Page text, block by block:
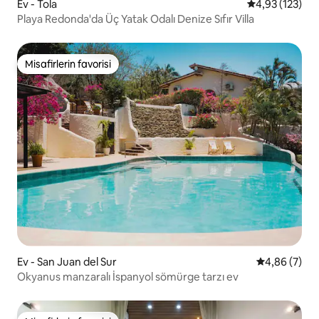
Ev - Tola 5 üzerinden
4,93 (123)
Playa Redonda'da Üç Yatak Odalı Denize Sıfır Villa
Misafirlerin favorisi
Misafirlerin favorisi
Ev - San Juan del Sur 5 üzerinden
4,86 (7)
Okyanus manzaralı İspanyol sömürge tarzı ev